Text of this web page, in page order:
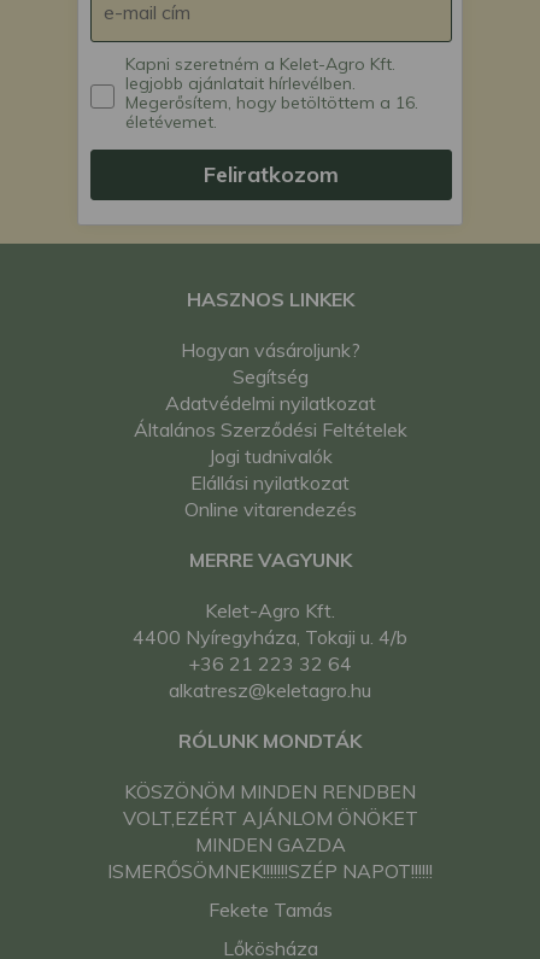
kistraktor
Hinomoto E404 japán
kistraktor
japán kistraktor
Hinomoto N239
Iseki TL2800 japán
Iseki TL3200 japán
kistraktor
Iseki TL3200F japán
kistraktor
Iseki TL3700 japán
kistraktor
Iseki TL4000 japán
Iseki TS2000 japán
Iseki TS2200 japán
kistraktor
Iseki TS2210 japán
kistraktor
kistraktor
kistraktor
Iseki TS2810 japán
kistraktor
Iseki TS3110 japán
kistraktor
Kapni szeretném a Kelet-Agro Kft.
legjobb ajánlatait hírlevélben.
Megerősítem, hogy betöltöttem a 16.
életévemet.
Feliratkozom
HASZNOS LINKEK
Hogyan vásároljunk?
Segítség
Adatvédelmi nyilatkozat
Általános Szerződési Feltételek
Jogi tudnivalók
Elállási nyilatkozat
Online vitarendezés
MERRE VAGYUNK
Kelet-Agro Kft.
4400 Nyíregyháza, Tokaji u. 4/b
+36 21 223 32 64
alkatresz@keletagro.hu
RÓLUNK MONDTÁK
KÖSZÖNÖM MINDEN RENDBEN
VOLT,EZÉRT AJÁNLOM ÖNÖKET
MINDEN GAZDA
ISMERŐSÖMNEK!!!!!!!SZÉP NAPOT!!!!!!
Fekete Tamás
Lőkösháza